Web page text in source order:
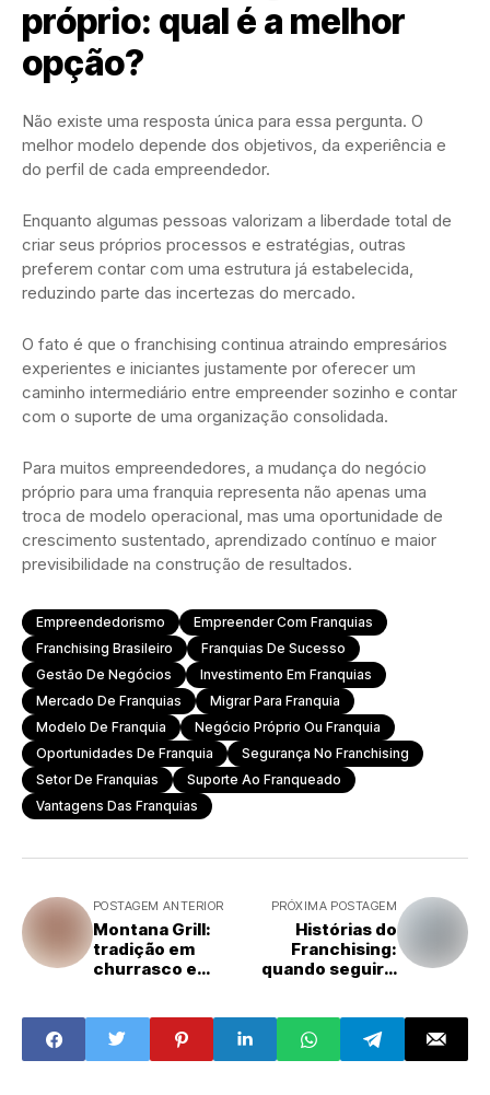
próprio: qual é a melhor
opção?
Não existe uma resposta única para essa pergunta. O
melhor modelo depende dos objetivos, da experiência e
do perfil de cada empreendedor.
Enquanto algumas pessoas valorizam a liberdade total de
criar seus próprios processos e estratégias, outras
preferem contar com uma estrutura já estabelecida,
reduzindo parte das incertezas do mercado.
O fato é que o franchising continua atraindo empresários
experientes e iniciantes justamente por oferecer um
caminho intermediário entre empreender sozinho e contar
com o suporte de uma organização consolidada.
Para muitos empreendedores, a mudança do negócio
próprio para uma franquia representa não apenas uma
troca de modelo operacional, mas uma oportunidade de
crescimento sustentado, aprendizado contínuo e maior
previsibilidade na construção de resultados.
Empreendedorismo
Empreender Com Franquias
Franchising Brasileiro
Franquias De Sucesso
Gestão De Negócios
Investimento Em Franquias
Mercado De Franquias
Migrar Para Franquia
Modelo De Franquia
Negócio Próprio Ou Franquia
Oportunidades De Franquia
Segurança No Franchising
Setor De Franquias
Suporte Ao Franqueado
Vantagens Das Franquias
POSTAGEM ANTERIOR
Montana Grill:
tradição em
churrasco e
alimentação
PRÓXIMA POSTAGEM
Histórias do
Franchising:
quando seguir a
o negócio voltar a
crescer